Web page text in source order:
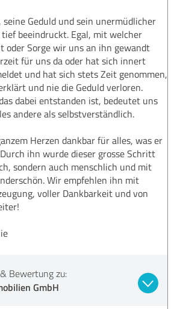
Geduld und sein unermüdlicher
beeindruckt. Egal, mit welcher
oder Sorge wir uns an ihn gewandt
für uns da oder hat sich innert
und hat sich stets Zeit genommen,
und nie die Geduld verloren.
dabei entstanden ist, bedeutet uns
andere als selbstverständlich.
Herzen dankbar für alles, was er
ihn wurde dieser grosse Schritt
sondern auch menschlich und mit
Wir empfehlen ihn mit
voller Dankbarkeit und von
Bewertung zu:
GmbH